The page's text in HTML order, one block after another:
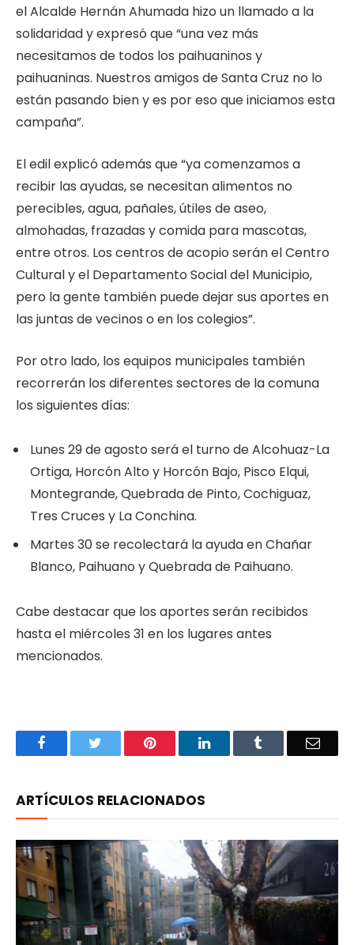
el Alcalde Hernán Ahumada hizo un llamado a la
solidaridad y expresó que “una vez más
necesitamos de todos los paihuaninos y
paihuaninas. Nuestros amigos de Santa Cruz no lo
están pasando bien y es por eso que iniciamos esta
campaña”.
El edil explicó además que “ya comenzamos a
recibir las ayudas, se necesitan alimentos no
perecibles, agua, pañales, útiles de aseo,
almohadas, frazadas y comida para mascotas,
entre otros. Los centros de acopio serán el Centro
Cultural y el Departamento Social del Municipio,
pero la gente también puede dejar sus aportes en
las juntas de vecinos o en los colegios”.
Por otro lado, los equipos municipales también
recorrerán los diferentes sectores de la comuna
los siguientes días:
Lunes 29 de agosto será el turno de Alcohuaz-La
Ortiga, Horcón Alto y Horcón Bajo, Pisco Elqui,
Montegrande, Quebrada de Pinto, Cochiguaz,
Tres Cruces y La Conchina.
Martes 30 se recolectará la ayuda en Chañar
Blanco, Paihuano y Quebrada de Paihuano.
Cabe destacar que los aportes serán recibidos
hasta el miércoles 31 en los lugares antes
mencionados.
Facebook Pinterest LinkedIn Email
ARTÍCULOS RELACIONADOS